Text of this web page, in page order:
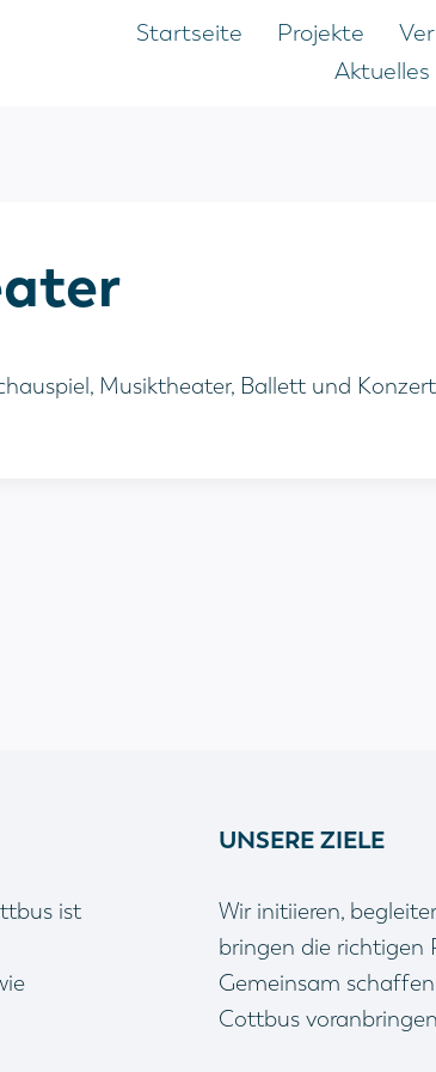
Startseite Projekte
Aktuelles
Musiktheater, Ballett und
ist
UNSERE ZIELE
Wir initiieren,
bringen die richtigen
Gemeinsam
Cottbus voranbringen